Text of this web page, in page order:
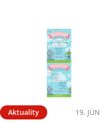
Aktuality 19.